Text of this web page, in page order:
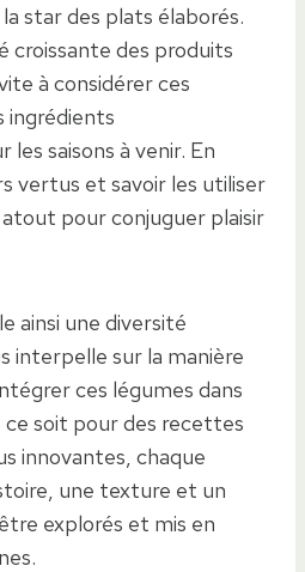
star des plats élaborés.
croissante des produits
à considérer ces
ingrédients
saisons à venir. En
vertus et savoir les utiliser
pour conjuguer plaisir
ainsi une diversité
interpelle sur la manière
ces légumes dans
soit pour des recettes
innovantes, chaque
une texture et un
explorés et mis en